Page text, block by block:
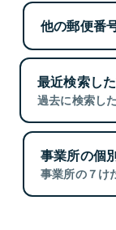
他の郵便番
最近検索し
過去に検索し
事業所の個
事業所の７け